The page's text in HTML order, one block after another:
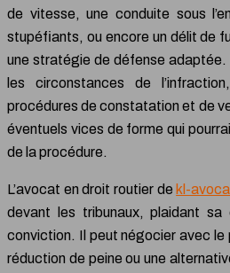
de vitesse, une conduite sous
stupéfiants, ou encore un délit de
une stratégie de défense adaptée.
les circonstances de
procédures de constatation et de
éventuels vices de forme qui
de la procédure.
L’avocat en droit routier de kl-
devant les tribunaux, plaidant
conviction. Il peut négocier avec le
réduction de peine ou une